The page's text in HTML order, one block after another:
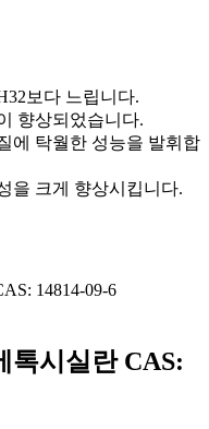
보다 느립니다.
향상되었습니다.
에 탁월한 성능을 발휘합
을 크게 향상시킵니다.
14814-09-6
톡시실란 CAS: